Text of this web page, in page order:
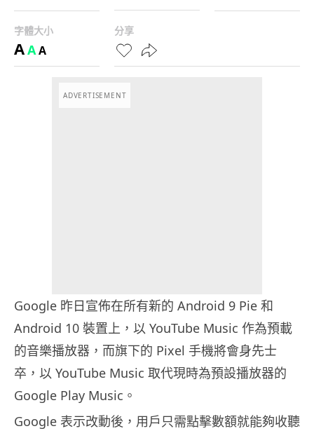
字體大小
AAA
分享
ADVERTISEMENT
Google 昨日宣佈在所有新的 Android 9 Pie 和
Android 10 裝置上，以 YouTube Music 作為預載
的音樂播放器，而旗下的 Pixel 手機將會身先士
卒，以 YouTube Music 取代現時為預設播放器的
Google Play Music。
Google 表示改動後，用戶只需點擊數額就能夠收聽